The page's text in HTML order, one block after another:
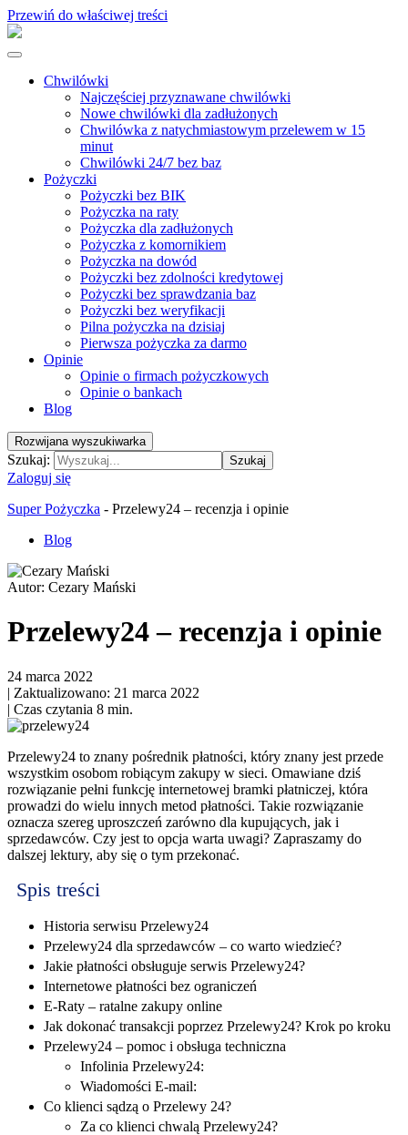
Przewiń do właściwej treści
Chwilówki
Najczęściej przyznawane chwilówki
Nowe chwilówki dla zadłużonych
Chwilówka z natychmiastowym przelewem w 15
minut
Chwilówki 24/7 bez baz
Pożyczki
Pożyczki bez BIK
Pożyczka na raty
Pożyczka dla zadłużonych
Pożyczka z komornikiem
Pożyczka na dowód
Pożyczki bez zdolności kredytowej
Pożyczki bez sprawdzania baz
Pożyczki bez weryfikacji
Pilna pożyczka na dzisiaj
Pierwsza pożyczka za darmo
Opinie
Opinie o firmach pożyczkowych
Opinie o bankach
Blog
Rozwijana wyszukiwarka
Szukaj: Szukaj
Zaloguj się
Super Pożyczka - Przelewy24 – recenzja i opinie
Blog
Autor: Cezary Mański
Przelewy24 – recenzja i opinie
24 marca 2022
| Zaktualizowano: 21 marca 2022
| Czas czytania 8 min.
Przelewy24 to znany pośrednik płatności, który znany jest przede
wszystkim osobom robiącym zakupy w sieci. Omawiane dziś
rozwiązanie pełni funkcję internetowej bramki płatniczej, która
prowadzi do wielu innych metod płatności. Takie rozwiązanie
oznacza szereg uproszczeń zarówno dla kupujących, jak i
sprzedawców. Czy jest to opcja warta uwagi? Zapraszamy do
dalszej lektury, aby się o tym przekonać.
Spis treści
Historia serwisu Przelewy24
Przelewy24 dla sprzedawców – co warto wiedzieć?
Jakie płatności obsługuje serwis Przelewy24?
Internetowe płatności bez ograniczeń
E-Raty – ratalne zakupy online
Jak dokonać transakcji poprzez Przelewy24? Krok po kroku
Przelewy24 – pomoc i obsługa techniczna
Infolinia Przelewy24:
Wiadomości E-mail:
Co klienci sądzą o Przelewy 24?
Za co klienci chwalą Przelewy24?